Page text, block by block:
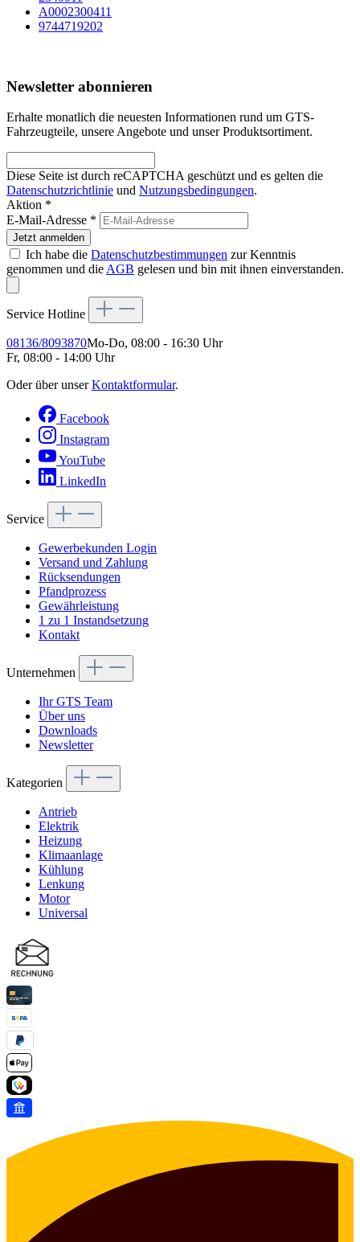
A0002300411
9744719202
Newsletter abonnieren
Erhalte monatlich die neuesten Informationen rund um GTS-
Fahrzeugteile, unsere Angebote und unser Produktsortiment.
Diese Seite ist durch reCAPTCHA geschützt und es gelten die
Datenschutzrichtlinie und Nutzungsbedingungen.
Aktion *
E-Mail-Adresse *
Jetzt anmelden
Ich habe die Datenschutzbestimmungen zur Kenntnis
genommen und die AGB gelesen und bin mit ihnen einverstanden.
Service Hotline
08136/8093870Mo-Do, 08:00 - 16:30 Uhr
Fr, 08:00 - 14:00 Uhr
Oder über unserKontaktformular.
Facebook
Instagram
YouTube
LinkedIn
Service
Gewerbekunden Login
Versand und Zahlung
Rücksendungen
Pfandprozess
Gewährleistung
1 zu 1 Instandsetzung
Kontakt
Unternehmen
Ihr GTS Team
Über uns
Downloads
Newsletter
Kategorien
Antrieb
Elektrik
Heizung
Klimaanlage
Kühlung
Lenkung
Motor
Universal